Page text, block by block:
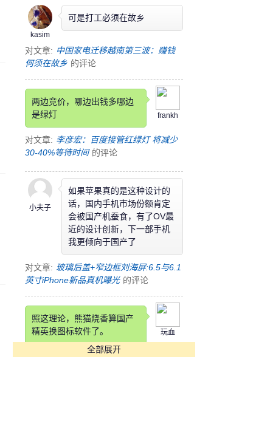
kasim
可是打工必须在故乡
对文章: 中国家电迁移越南第三波：赚钱
何须在故乡 的评论
frankh
两边竞价，哪边出钱多哪边
是绿灯
对文章: 李彦宏：百度接管红绿灯 将减少
30-40%等待时间 的评论
小夫子
如果苹果真的是这种设计的
话，国内手机市场份额肯定
会被国产机蚕食，有了OV最
近的设计创新，下一部手机
我更倾向于国产了
对文章: 玻璃后盖+窄边框刘海屏:6.5与6.1
英寸iPhone新品真机曝光 的评论
玩血
照这理论，熊猫烧香算国产
精英换图标软件了。
对文章: 快压发布告用户书 称国产软件生
全部展开